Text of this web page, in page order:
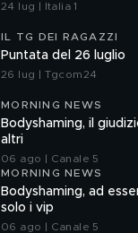
24 lug | Italia 1
IL TG DEI RAGAZZI
Puntata del 26 luglio
26 lug | Tgcom24
MORNING NEWS
Bodyshaming, il
altri
06 ago | Canale 5
MORNING NEWS
Bodyshaming, ad
solo i vip
06 ago | Canale 5